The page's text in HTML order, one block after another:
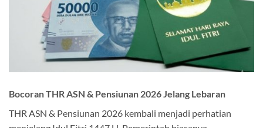
Bocoran THR ASN & Pensiunan 2026 Jelang Lebaran
THR ASN & Pensiunan 2026 kembali menjadi perhatian